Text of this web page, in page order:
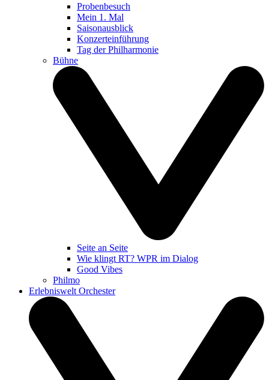
Probenbesuch
Mein 1. Mal
Saisonausblick
Konzerteinführung
Tag der Philharmonie
Bühne
Seite an Seite
Wie klingt RT? WPR im Dialog
Good Vibes
Philmo
Erlebniswelt Orchester